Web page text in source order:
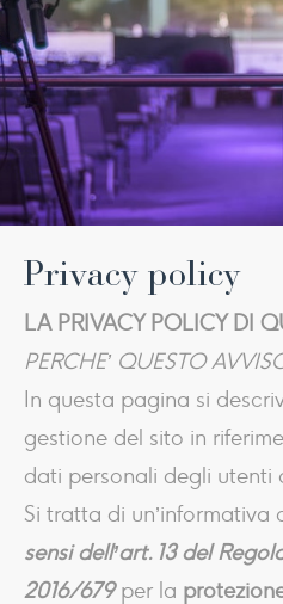
Privacy policy
LA PRIVACY POLICY DI
PERCHE’ QUESTO
In questa pagina si
gestione del sito in
dati personali degli utenti
Si tratta di un’informativa
sensi dell’art. 13 del
2016/679per la